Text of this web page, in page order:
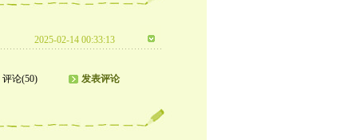
2025-02-14 00:33:13
评论(50) 发表评论